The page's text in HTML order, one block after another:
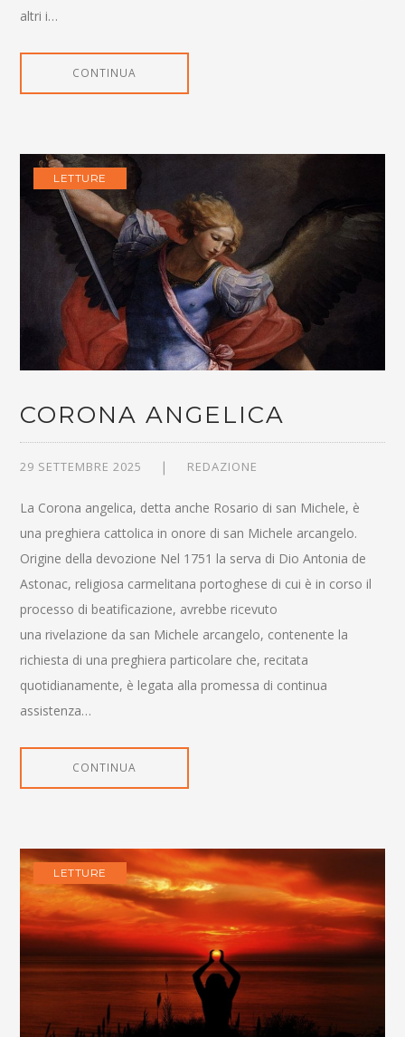
altri i…
CONTINUA
LETTURE
CORONA ANGELICA
29 SETTEMBRE 2025 REDAZIONE
La Corona angelica, detta anche Rosario di san Michele, è
una preghiera cattolica in onore di san Michele arcangelo.
Origine della devozione Nel 1751 la serva di Dio Antonia de
Astonac, religiosa carmelitana portoghese di cui è in corso il
processo di beatificazione, avrebbe ricevuto
una rivelazione da san Michele arcangelo, contenente la
richiesta di una preghiera particolare che, recitata
quotidianamente, è legata alla promessa di continua
assistenza…
CONTINUA
LETTURE